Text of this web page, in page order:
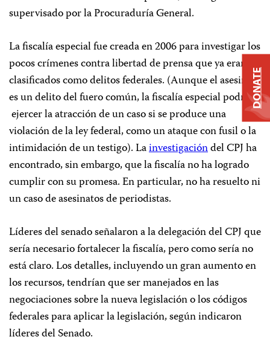
supervisado por la Procuraduría General.
La fiscalía especial fue creada en 2006 para investigar los
pocos crímenes contra libertad de prensa que ya eran
clasificados como delitos federales. (Aunque el asesinato
es un delito del fuero común, la fiscalía especial podría
ejercer la atracción de un caso si se produce una
violación de la ley federal, como un ataque con fusil o la
intimidación de un testigo). Lainvestigacióndel CPJ ha
encontrado, sin embargo, que la fiscalía no ha logrado
cumplir con su promesa. En particular, no ha resuelto ni
un caso de asesinatos de periodistas.
Líderes del senado señalaron a la delegación del CPJ que
sería necesario fortalecer la fiscalía, pero como sería no
está claro. Los detalles, incluyendo un gran aumento en
los recursos, tendrían que ser manejados en las
negociaciones sobre la nueva legislación o los códigos
federales para aplicar la legislación, según indicaron
líderes del Senado.
DONATE